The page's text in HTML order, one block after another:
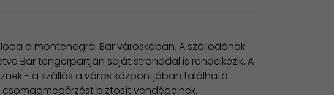
a montenegrói Bar városkában. A szállodának
Bar tengerpartján saját stranddal is rendelkezik. A
- a szállás a város központjában található.
biztosít vendégeinek.